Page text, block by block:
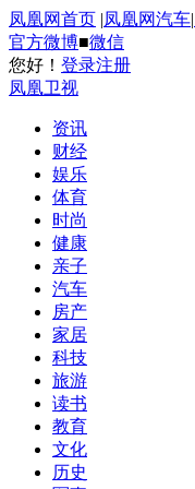
凤凰网首页 |凤凰网汽车|
官方微博■微信
您好！ 登录注册
凤凰卫视
资讯
财经
娱乐
体育
时尚
健康
亲子
汽车
房产
家居
科技
旅游
读书
教育
文化
历史